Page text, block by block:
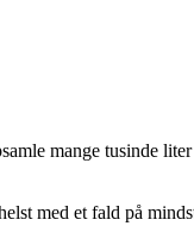
mange tusinde
med et fald på